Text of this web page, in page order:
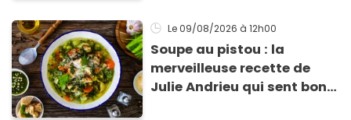
Le 09/08/2026 à 12h00
Soupe au pistou : la
merveilleuse recette de
Julie Andrieu qui sent bon